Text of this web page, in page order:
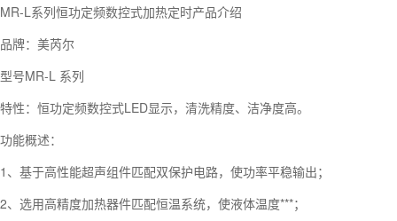
MR-L系列恒功定频数控式加热定时产品介绍
品牌：美芮尔
型号MR-L 系列
特性：恒功定频数控式LED显示，清洗精度、洁净度高。
功能概述：
1、基于高性能超声组件匹配双保护电路，使功率平稳输出；
2、选用高精度加热器件匹配恒温系统，使液体温度***；